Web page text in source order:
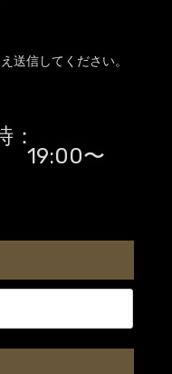
送信してください。
：
19:00〜